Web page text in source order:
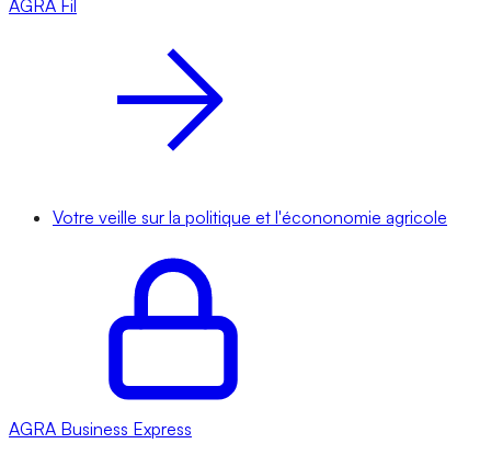
AGRA Fil
Votre veille sur la politique et l'écononomie agricole
AGRA Business Express